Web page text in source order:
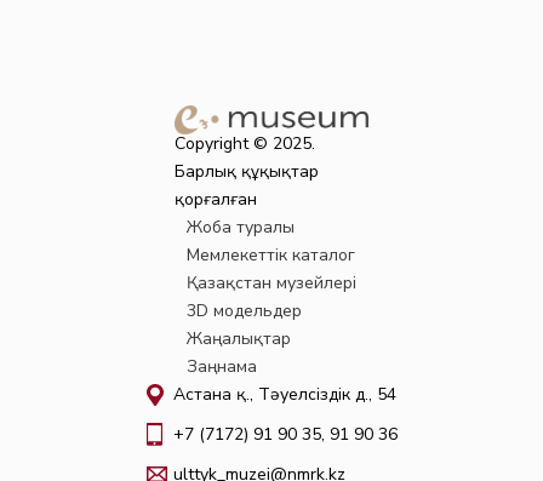
Copyright © 2025.
Барлық құқықтар
қорғалған
Жоба туралы
Мемлекеттік каталог
Қазақстан музейлері
3D модельдер
Жаңалықтар
Заңнама
Астана қ., Тәуелсіздік д., 54
+7 (7172) 91 90 35, 91 90 36
ulttyk_muzei@nmrk.kz